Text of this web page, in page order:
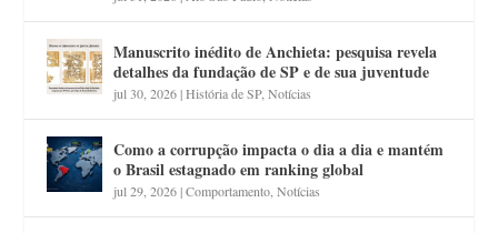
Manuscrito inédito de Anchieta: pesquisa revela
detalhes da fundação de SP e de sua juventude
jul 30, 2026|História de SP,Notícias
Como a corrupção impacta o dia a dia e mantém
o Brasil estagnado em ranking global
jul 29, 2026|Comportamento ,Notícias